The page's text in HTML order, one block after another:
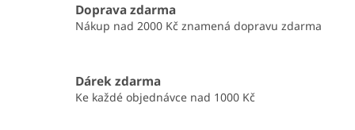
Doprava zdarma
Nákup nad 2000 Kč znamená dopravu zdarma
Dárek zdarma
Ke každé objednávce nad 1000 Kč